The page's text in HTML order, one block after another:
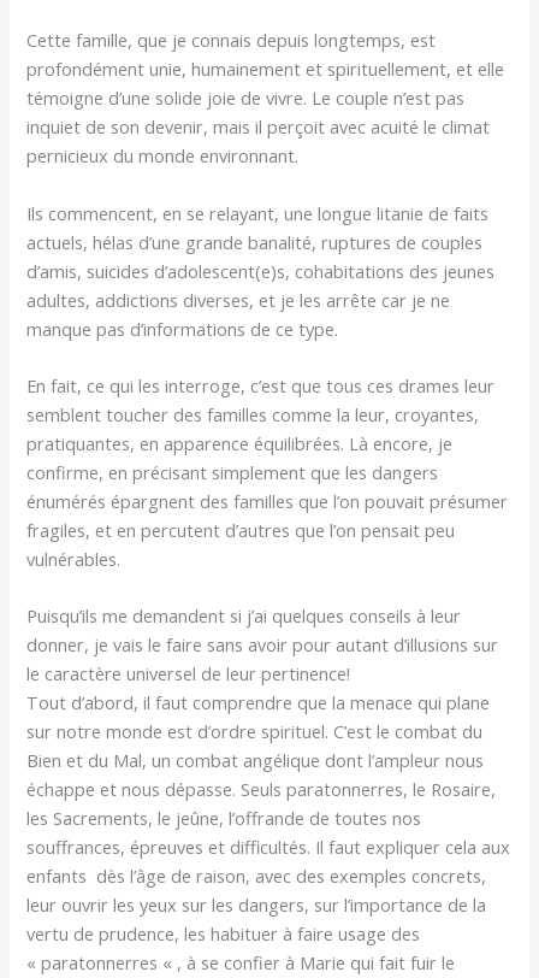
Cette famille, que je connais depuis longtemps, est
profondément unie, humainement et spirituellement, et elle
témoigne d’une solide joie de vivre. Le couple n’est pas
inquiet de son devenir, mais il perçoit avec acuité le climat
pernicieux du monde environnant.
Ils commencent, en se relayant, une longue litanie de faits
actuels, hélas d’une grande banalité, ruptures de couples
d’amis, suicides d’adolescent(e)s, cohabitations des jeunes
adultes, addictions diverses, et je les arrête car je ne
manque pas d’informations de ce type.
En fait, ce qui les interroge, c’est que tous ces drames leur
semblent toucher des familles comme la leur, croyantes,
pratiquantes, en apparence équilibrées. Là encore, je
confirme, en précisant simplement que les dangers
énumérés épargnent des familles que l’on pouvait présumer
fragiles, et en percutent d’autres que l’on pensait peu
vulnérables.
Puisqu’ils me demandent si j’ai quelques conseils à leur
donner, je vais le faire sans avoir pour autant d’illusions sur
le caractère universel de leur pertinence!
Tout d’abord, il faut comprendre que la menace qui plane
sur notre monde est d’ordre spirituel. C’est le combat du
Bien et du Mal, un combat angélique dont l’ampleur nous
échappe et nous dépasse. Seuls paratonnerres, le Rosaire,
les Sacrements, le jeûne, l’offrande de toutes nos
souffrances, épreuves et difficultés. Il faut expliquer cela aux
enfants dès l’âge de raison, avec des exemples concrets,
leur ouvrir les yeux sur les dangers, sur l’importance de la
vertu de prudence, les habituer à faire usage des
« paratonnerres « , à se confier à Marie qui fait fuir le